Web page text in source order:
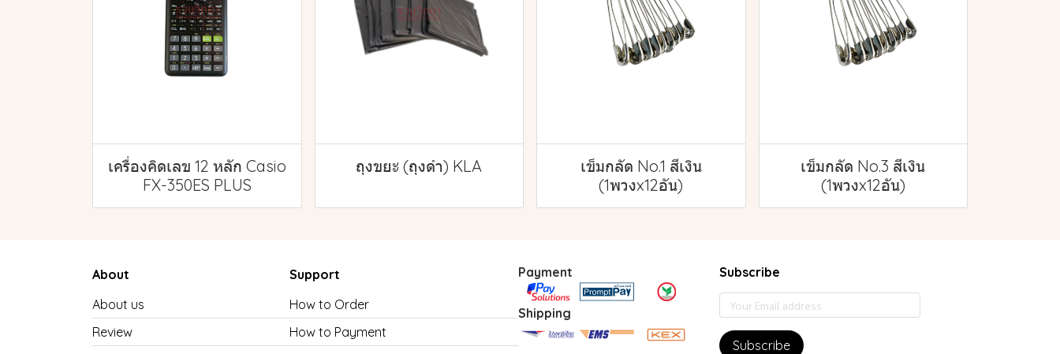
เครื่องคิดเลข 12 หลัก Casio
FX-350ES PLUS
ถุงขยะ (ถุงดำ) KLA
เข็มกลัด No.1 สีเงิน
(1พวงx12อัน)
เข็มกลัด No.3 สีเงิน
(1พวงx12อัน)
About
About us
Review
Support
How to Order
How to Payment
Payment
Shipping
Subscribe
Subscribe